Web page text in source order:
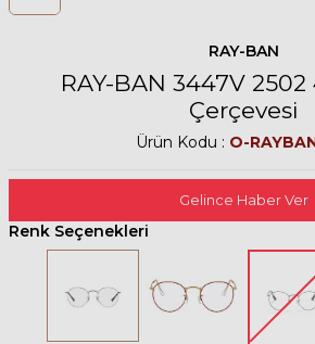
RAY-BAN
RAY-BAN 3447V
Çerçevesi
Ürün Kodu : O-
Gelince Haber Ver
Renk Seçenekleri